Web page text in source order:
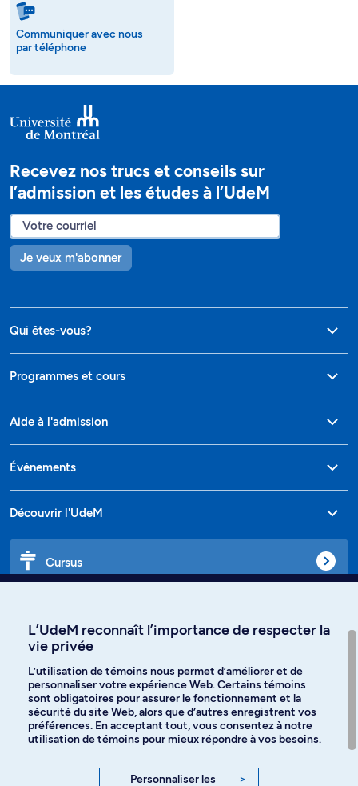
Communiquer avec nous
par téléphone
Recevez nos trucs et conseils sur
l’admission et les études à l’UdeM
Je veux m'abonner
Qui êtes-vous?
Programmes et cours
Aide à l'admission
Événements
Découvrir l'UdeM
Cursus
Langues
Facebook Instagram
YouTube
L’UdeM reconnaît l’importance de respecter la
vie privée
L’utilisation de témoins nous permet d’améliorer et de
personnaliser votre expérience Web. Certains témoins
sont obligatoires pour assurer le fonctionnement et la
sécurité du site Web, alors que d’autres enregistrent vos
préférences. En acceptant tout, vous consentez à notre
utilisation de témoins pour mieux répondre à vos besoins.
Personnaliser les >